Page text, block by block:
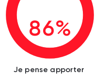
86%
Je pense apporter